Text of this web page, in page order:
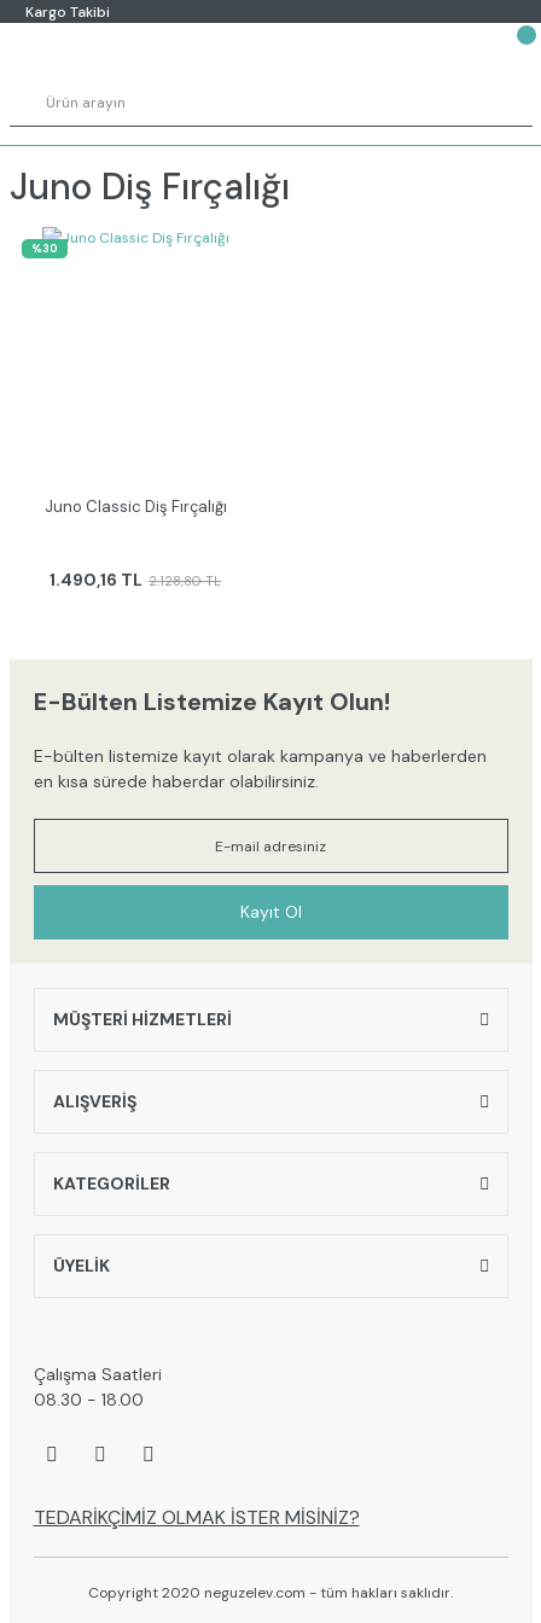
Kargo Takibi
Juno Diş Fırçalığı
%30
Juno Classic Diş Fırçalığı
1.490,16 TL 2.128,80 TL
E-Bülten Listemize Kayıt Olun!
E-bülten listemize kayıt olarak kampanya ve haberlerden
en kısa sürede haberdar olabilirsiniz.
Kayıt Ol
MÜŞTERİ HİZMETLERİ
ALIŞVERİŞ
KATEGORİLER
ÜYELİK
Çalışma Saatleri
08.30 - 18.00
TEDARİKÇİMİZ OLMAK İSTER MİSİNİZ?
Copyright 2020 neguzelev.com - tüm hakları saklıdır.